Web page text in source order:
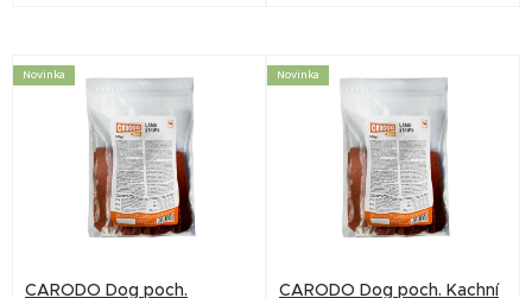
Novinka
CARODO Dog poch.
Novinka
CARODO Dog poch. Kachní